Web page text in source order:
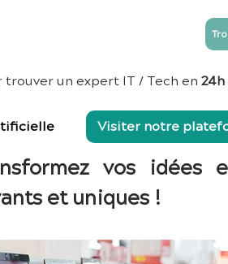
trouver un expert IT / Tech en 24h
Visiter notre
vos idées
et uniques !